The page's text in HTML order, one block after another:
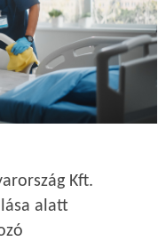
Kft.
alatt